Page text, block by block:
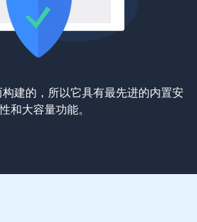
建的，所以它具有最先进的内置安
和大容量功能。